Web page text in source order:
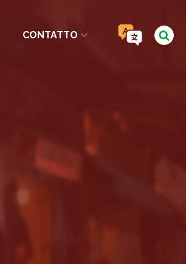
CONTATTO